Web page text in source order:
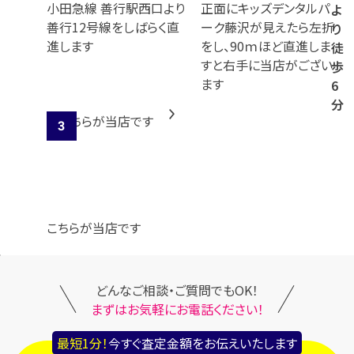
よ
り
徒
歩
6
分
小田急線 善行駅西口より
善行12号線をしばらく直
進します
正面にキッズデンタルパ
ーク藤沢が見えたら左折
をし、90ｍほど直進しま
すと右手に当店がござい
ます
こちらが当店です
どんなご相談・ご質問でもOK！
まずはお気軽にお電話ください！
最短1分！今すぐ査定金額をお伝えいたします